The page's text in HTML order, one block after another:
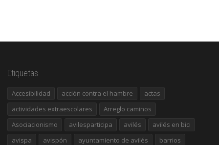
Etiquetas
Accesibilidad acción contra el hambre
actas
actividades extraescolares
Arreglo caminos
Asociacionismo
avilesparticipa avilés
avilés en bici
avispa
avispón ayuntamiento de avilés
barrios